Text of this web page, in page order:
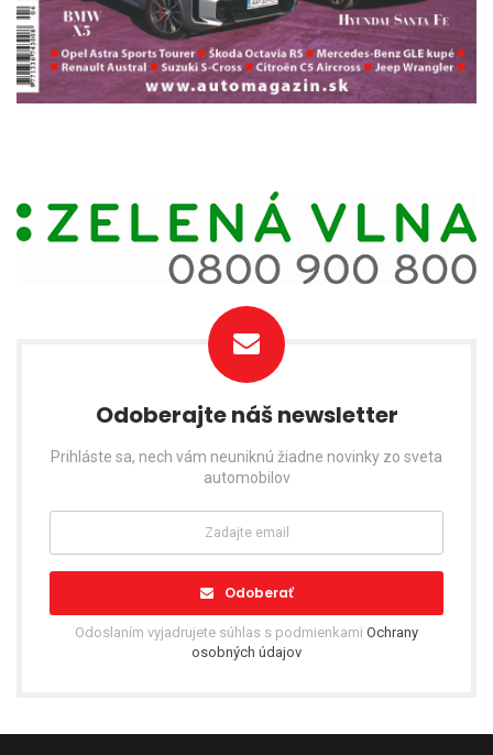
Odoberajte náš newsletter
Prihláste sa, nech vám neuniknú žiadne novinky zo sveta
automobilov
Odoberať
Odoslaním vyjadrujete súhlas s podmienkami Ochrany
osobných údajov